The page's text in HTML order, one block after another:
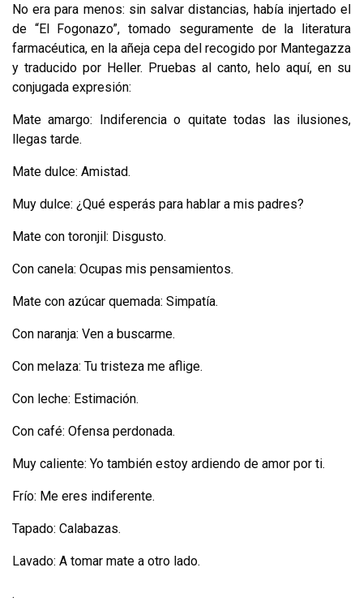
No era para menos: sin salvar distancias, ha­bía injertado el
de “El Fogonazo”, tomado seguramente de la literatura
farma­céutica, en la añeja cepa del recogido por Mantegazza
y traducido por Heller. Pruebas al canto, helo aquí, en su
conjugada expresión:
Mate amargo: Indiferencia o quitate todas las ilusiones,
llegas tarde.
Mate dulce: Amistad.
Muy dulce: ¿Qué esperás para hablar a mis padres?
Mate con toronjil: Disgusto.
Con canela: Ocupas mis pensamientos.
Mate con azúcar quemada: Simpatía.
Con naranja: Ven a buscarme.
Con melaza: Tu tristeza me aflige.
Con leche: Estimación.
Con café: Ofensa perdonada.
Muy caliente: Yo también estoy ardiendo de amor por ti.
Frío: Me eres indiferente.
Tapado: Calabazas.
Lavado: A tomar mate a otro lado.
.